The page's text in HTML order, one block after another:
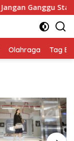
Stabilitas
Olahraga Tag